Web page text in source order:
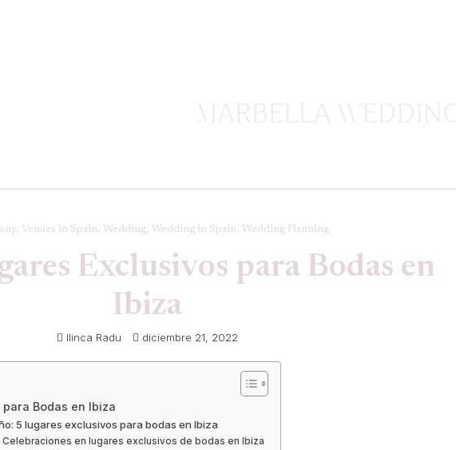
Venues in Spain, Wedding, Wedding in Spain, Wedding Planning
Exclusivos para Bodas en
Ibiza
Ilinca Radu diciembre 21, 2022
Bodas en Ibiza
5 lugares exclusivos para bodas en Ibiza
Celebraciones en lugares exclusivos de bodas en Ibiza